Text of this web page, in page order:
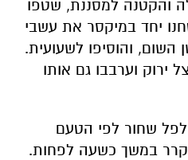
והקטנה למסננת, שטפו
יחד במיקסר את עשבי
השום, והוסיפו לשעועית.
ירוק וערבבו גם אותו
שחור לפי הטעם
במשך כשעה לפחות.